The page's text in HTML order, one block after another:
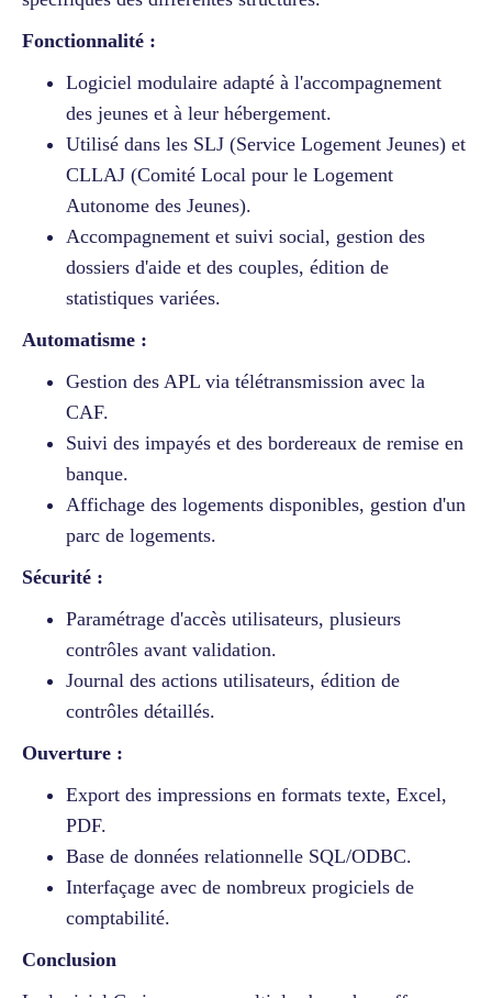
Fonctionnalité :
Logiciel modulaire adapté à l'accompagnement
des jeunes et à leur hébergement.
Utilisé dans les SLJ (Service Logement Jeunes) et
CLLAJ (Comité Local pour le Logement
Autonome des Jeunes).
Accompagnement et suivi social, gestion des
dossiers d'aide et des couples, édition de
statistiques variées.
Automatisme :
Gestion des APL via télétransmission avec la
CAF.
Suivi des impayés et des bordereaux de remise en
banque.
Affichage des logements disponibles, gestion d'un
parc de logements.
Sécurité :
Paramétrage d'accès utilisateurs, plusieurs
contrôles avant validation.
Journal des actions utilisateurs, édition de
contrôles détaillés.
Ouverture :
Export des impressions en formats texte, Excel,
PDF.
Base de données relationnelle SQL/ODBC.
Interfaçage avec de nombreux progiciels de
comptabilité.
Conclusion